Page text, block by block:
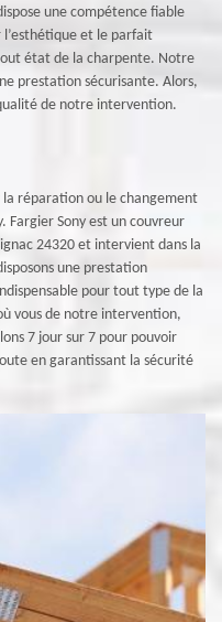
une compétence fiable
l’esthétique et le parfait
état de la charpente. Notre
prestation sécurisante. Alors,
de notre intervention.
la réparation ou le changement
Fargier Sony est un couvreur
24320 et intervient dans la
une prestation
pour tout type de la
vous de notre intervention,
7 jour sur 7 pour pouvoir
en garantissant la sécurité